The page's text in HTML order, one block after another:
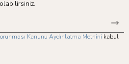
Kanunu Aydınlatma Metnini kabul